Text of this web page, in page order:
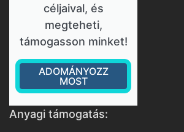
céljaival, és
megteheti,
támogasson minket!
ADOMÁNYOZZ
MOST
Anyagi támogatás: